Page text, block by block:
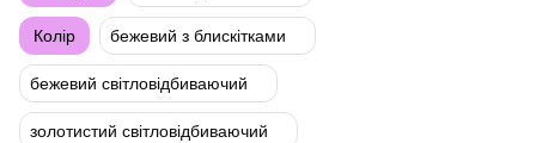
Колір бежевий з блискітками
бежевий світловідбиваючий
золотистий світловідбиваючий